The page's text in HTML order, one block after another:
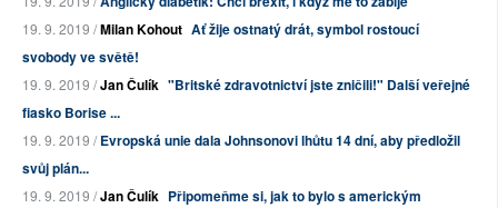
19. 9. 2019 /Milan Kohout Ať žije ostnatý drát, symbol rostoucí
svobody ve světě!
19. 9. 2019 /Jan Čulík "Britské zdravotnictví jste zničili!" Další veřejné
fiasko Borise ...
19. 9. 2019 /Evropská unie dala Johnsonovi lhůtu 14 dní, aby předložil
svůj plán...
19. 9. 2019 /Jan Čulík Připomeňme si, jak to bylo s americkým